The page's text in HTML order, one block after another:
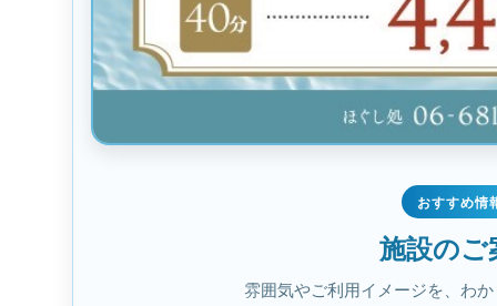
おすすめ情
施設のご
雰囲気やご利用イメージを、わ